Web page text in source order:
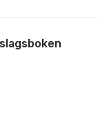
röster: